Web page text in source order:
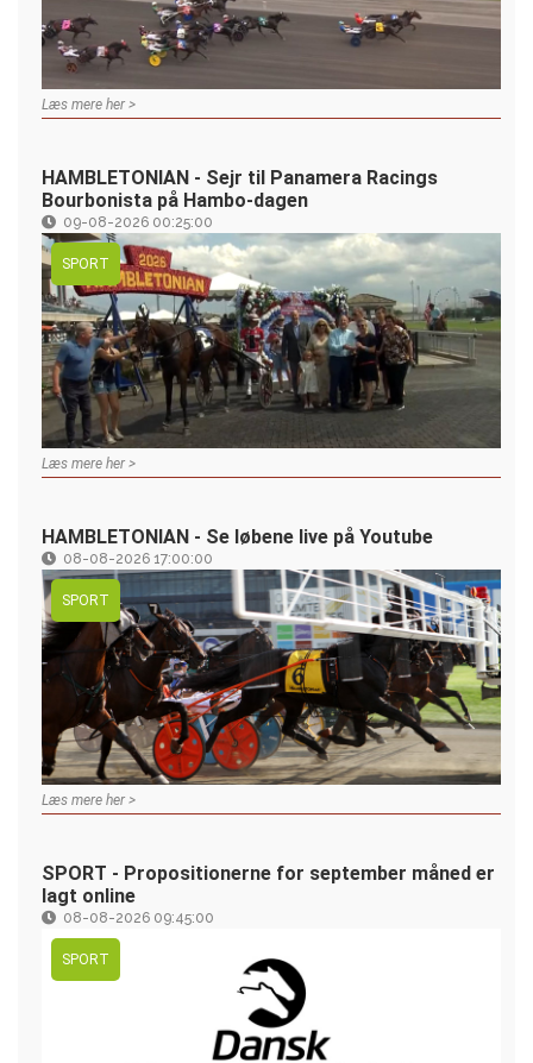
Læs mere her >
HAMBLETONIAN - Sejr til Panamera Racings
Bourbonista på Hambo-dagen
09-08-2026 00:25:00
SPORT
Læs mere her >
HAMBLETONIAN - Se løbene live på Youtube
08-08-2026 17:00:00
SPORT
Læs mere her >
SPORT - Propositionerne for september måned er
lagt online
08-08-2026 09:45:00
SPORT